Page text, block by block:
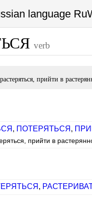
language
verb
растеряться, прийти в
, ПОТЕРЯТЬСЯ ,
прийти в
,